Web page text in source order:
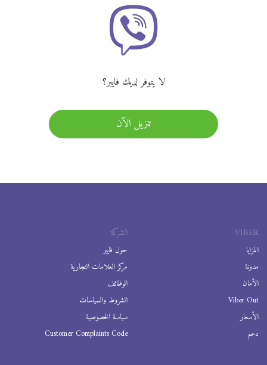
لا يتوفر لديك فايبر؟
تنزيل الآن
VIBER
المزايا
مدونة
الأمان
Viber Out
الأسعار
دعم
الشركة
حول فايبر
مركز العلامات التجارية
الوظائف
الشروط والسياسات
سياسة الخصوصية
Customer Complaints Code